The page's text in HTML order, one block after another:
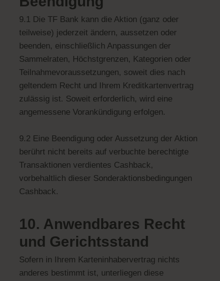
9.1 Die TF Bank kann die Aktion (ganz oder
teilweise) jederzeit ändern, aussetzen oder
beenden, einschließlich Anpassungen der
Sammelraten, Höchstgrenzen, Kategorien oder
Teilnahmevoraussetzungen, soweit dies nach
geltendem Recht und Ihrem Kreditkartenvertrag
zulässig ist. Soweit erforderlich, wird eine
angemessene Vorankündigung erfolgen.
9.2 Eine Beendigung oder Aussetzung der Aktion
berührt nicht bereits auf verbuchte berechtigte
Transaktionen verdientes Cashback,
vorbehaltlich dieser Sonderaktionsbedingungen
Cashback.
10. Anwendbares Recht
und Gerichtsstand
Sofern in Ihrem Karteninhabervertrag nichts
anderes bestimmt ist, unterliegen diese